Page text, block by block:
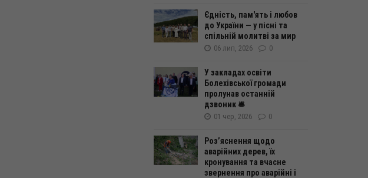
Єдність, пам'ять і любов
до України — у пісні та
спільній молитві за мир
06 лип, 2026 0
У закладах освіти
Болехівської громади
пролунав останній
дзвоник 🛎️
01 чер, 2026 0
Роз’яснення щодо
аварійних дерев, їх
кронування та вчасне
звернення про аварійні і